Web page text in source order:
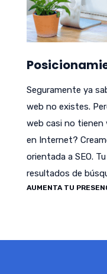
Seguramente ya
web no existes.
web casi no tienen
en Internet?
orientada a SEO.
resultados de
AUMENTA TU